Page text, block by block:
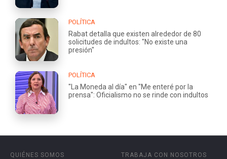
POLÍTICA
Rabat detalla que existen alrededor de 80
solicitudes de indultos: "No existe una
presión"
POLÍTICA
"La Moneda al día" en "Me enteré por la
prensa": Oficialismo no se rinde con indultos
QUIÉNES SOMOS
TRABAJA CON NOSOTROS